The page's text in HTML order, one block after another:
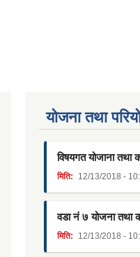
याेजना तथा
विषयगत योजाना तथा
मिति: 12/13/2018 -
वडा नं ७ योजना तथा
मिति: 12/13/2018 -